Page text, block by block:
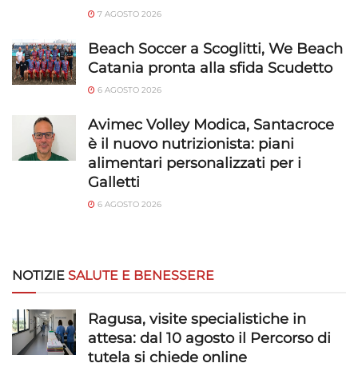
7 AGOSTO 2026
Beach Soccer a Scoglitti, We Beach
Catania pronta alla sfida Scudetto
6 AGOSTO 2026
Avimec Volley Modica, Santacroce
è il nuovo nutrizionista: piani
alimentari personalizzati per i
Galletti
6 AGOSTO 2026
NOTIZIE SALUTE E BENESSERE
Ragusa, visite specialistiche in
attesa: dal 10 agosto il Percorso di
tutela si chiede online